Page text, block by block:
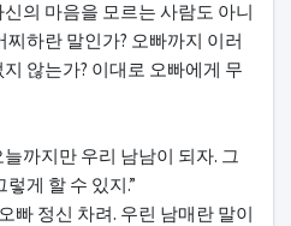
의 마음을 모르는 사람도 아니
하란 말인가? 오빠까지 이러
않는가? 이대로 오빠에게 무
늘까지만 우리 남남이 되자. 그
게 할 수 있지.”
빠 정신 차려. 우린 남매란 말이